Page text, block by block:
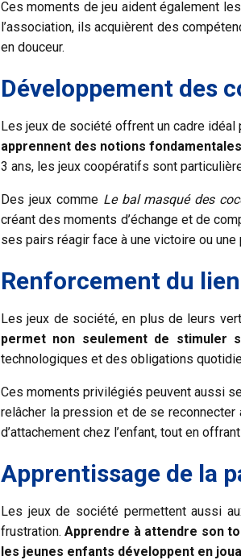
Ces moments de jeu aident également
l’association, ils acquièrent des
en douceur.
Développement des
Les jeux de société offrent un cadre
apprennent des notions
3 ans, les jeux coopératifs sont
Des jeux comme Le bal masqué des
créant des moments d’échange et de
ses pairs réagir face à une victoire ou
Renforcement du
Les jeux de société, en plus de leurs
permet non seulement de stimuler
technologiques et des obligations
Ces moments privilégiés peuvent aussi
relâcher la pression et de se
d’attachement chez l’enfant, tout en
Apprentissage de la
Les jeux de société permettent aussi
frustration.Apprendre à attendre son
les jeunes enfants développent en